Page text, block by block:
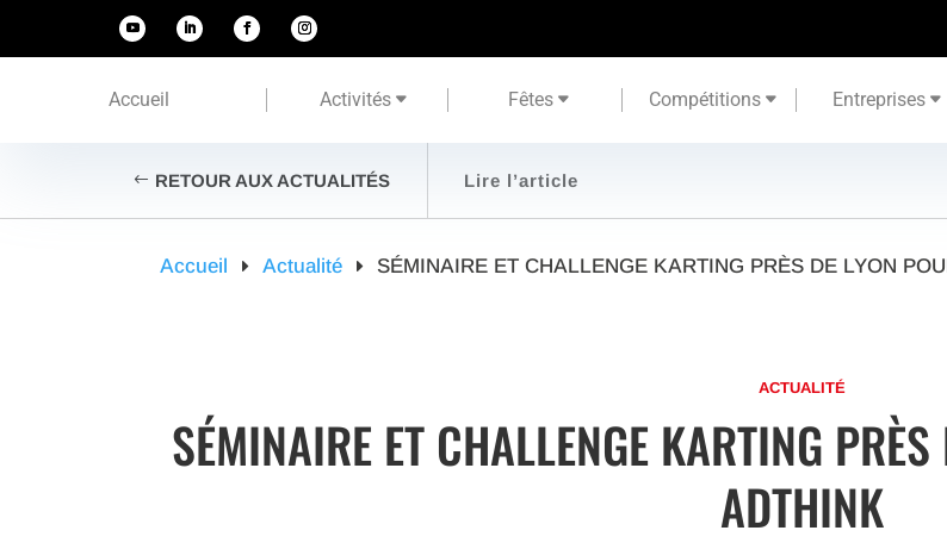
Accueil Activités Fêtes Compétitions Entreprises
RETOUR AUX ACTUALITÉS Lire l’article
Accueil Actualité SÉMINAIRE ET CHALLENGE KARTING PRÈS DE LYON
ACTUALITÉ
SÉMINAIRE ET CHALLENGE KARTING
ADTHINK